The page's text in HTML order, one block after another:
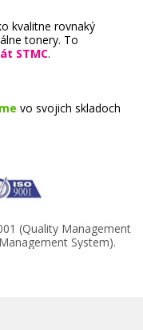
kvalitne rovnaký
tonery. To
STMC.
vo svojich skladoch
(Quality Management
System).